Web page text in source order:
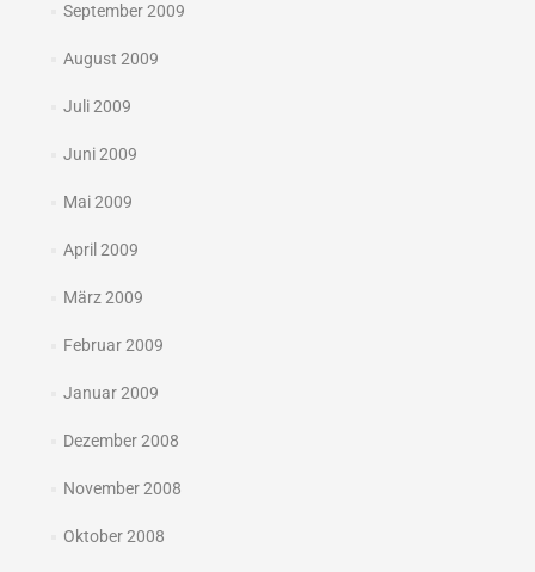
September 2009
August 2009
Juli 2009
Juni 2009
Mai 2009
April 2009
März 2009
Februar 2009
Januar 2009
Dezember 2008
November 2008
Oktober 2008